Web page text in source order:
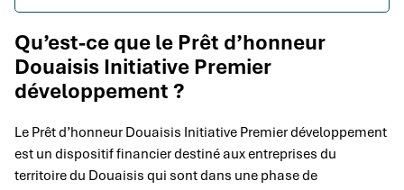
Qu’est-ce que le Prêt d’honneur
Douaisis Initiative Premier
développement ?
Le Prêt d’honneur Douaisis Initiative Premier développement
est un dispositif financier destiné aux entreprises du
territoire du Douaisis qui sont dans une phase de